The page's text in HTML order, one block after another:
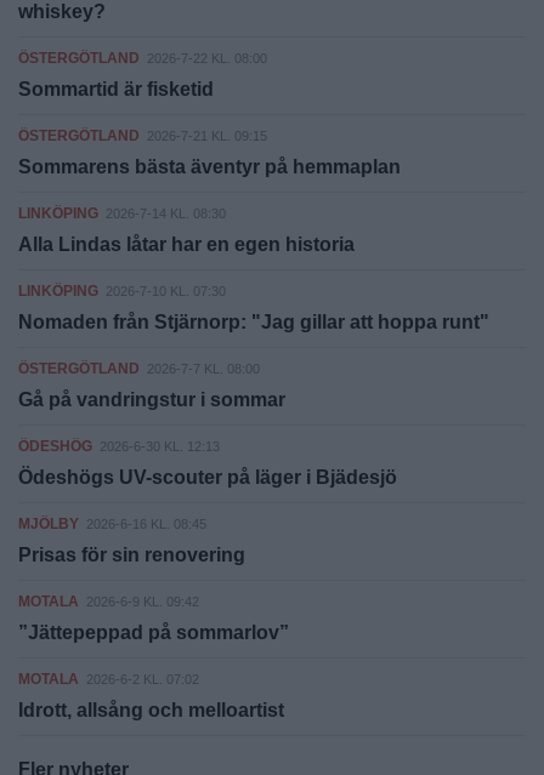
whiskey?
ÖSTERGÖTLAND 2026-7-22 KL. 08:00
Sommartid är fisketid
ÖSTERGÖTLAND 2026-7-21 KL. 09:15
Sommarens bästa äventyr på hemmaplan
LINKÖPING 2026-7-14 KL. 08:30
Alla Lindas låtar har en egen historia
LINKÖPING 2026-7-10 KL. 07:30
Nomaden från Stjärnorp: "Jag gillar att hoppa runt"
ÖSTERGÖTLAND 2026-7-7 KL. 08:00
Gå på vandringstur i sommar
ÖDESHÖG 2026-6-30 KL. 12:13
Ödeshögs UV-scouter på läger i Bjädesjö
MJÖLBY 2026-6-16 KL. 08:45
Prisas för sin renovering
MOTALA 2026-6-9 KL. 09:42
”Jättepeppad på sommarlov”
MOTALA 2026-6-2 KL. 07:02
Idrott, allsång och melloartist
Fler nyheter